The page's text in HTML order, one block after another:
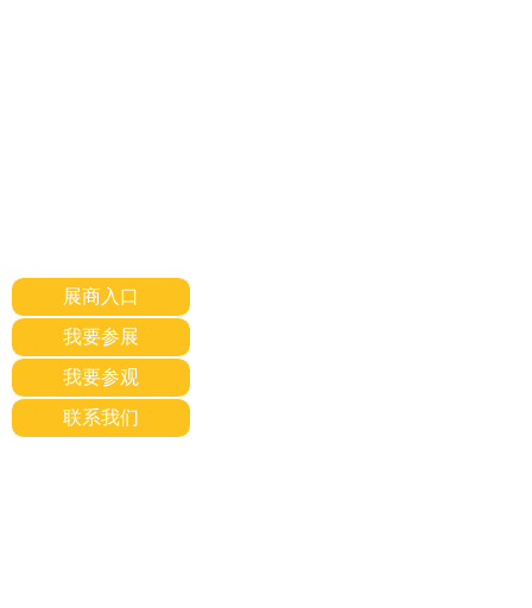
展商入口
我要参展
我要参观
联系我们